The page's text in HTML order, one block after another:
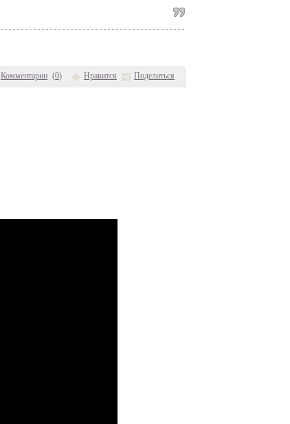
Комментарии (0) Нравится Поделиться